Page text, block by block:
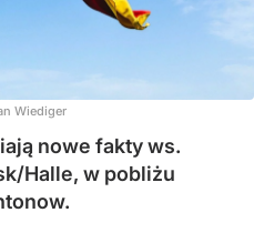
Wiediger
nowe fakty ws.
Halle, w pobliżu